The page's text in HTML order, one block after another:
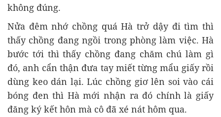
không đúng.
Nửa đêm nhớ chồng quá Hà trở dậy đi tìm thì
thấy chồng đang ngồi trong phòng làm việc. Hà
bước tới thì thấy chồng đang chăm chú làm gì
đó, anh cẩn thận đưa tay miết từng mẩu giấy rồi
dùng keo dán lại. Lúc chồng giơ lên soi vào cái
bóng đen thì Hà mới nhận ra đó chính là giấy
đăng ký kết hôn mà cô đã xé nát hôm qua.